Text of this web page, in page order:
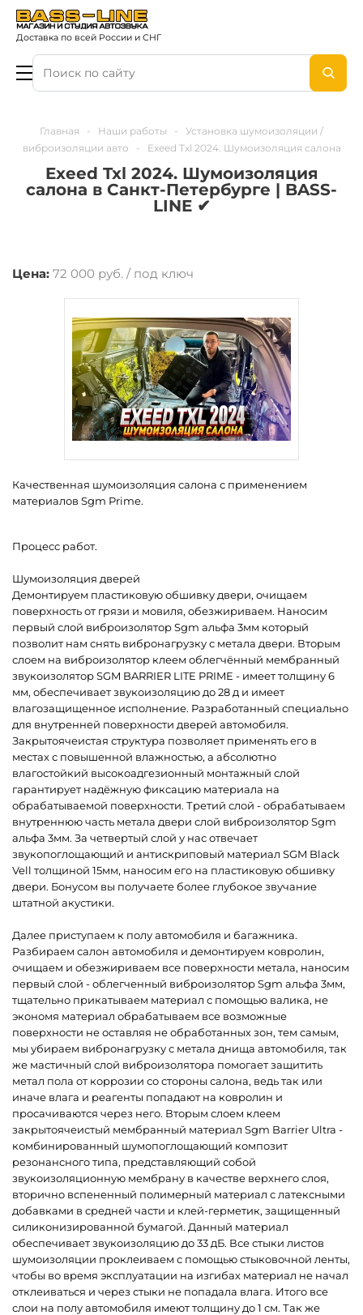
Доставка по всей России и СНГ
Главная - Наши работы -
Установка шумоизоляции /
виброизоляции авто
- Exeed Txl 2024. Шумоизоляция салона
Exeed Txl 2024. Шумоизоляция
салона в Санкт-Петербурге | BASS-
LINE ✔
Цена: 72 000 руб. / под ключ
Качественная шумоизоляция салона с применением
материалов Sgm Prime.
Процесс работ.
Шумоизоляция дверей
Демонтируем пластиковую обшивку двери, очищаем
поверхность от грязи и мовиля, обезжириваем. Наносим
первый слой виброизолятор Sgm альфа 3мм который
позволит нам снять вибронагрузку с метала двери. Вторым
слоем на виброизолятор клеем облегчённый мембранный
звукоизолятор SGM BARRIER LITE PRIME - имеет толщину 6
мм, обеспечивает звукоизоляцию до 28 д и имеет
влагозащищенное исполнение. Разработанный специально
для внутренней поверхности дверей автомобиля.
Закрытоячеистая структура позволяет применять его в
местах с повышенной влажностью, а абсолютно
влагостойкий высокоадгезионный монтажный слой
гарантирует надёжную фиксацию материала на
обрабатываемой поверхности. Третий слой - обрабатываем
внутреннюю часть метала двери слой виброизолятор Sgm
альфа 3мм. За четвертый слой у нас отвечает
звукопоглощающий и антискриповый материал SGM Black
Vell толщиной 15мм, наносим его на пластиковую обшивку
двери. Бонусом вы получаете более глубокое звучание
штатной акустики.
Далее приступаем к полу автомобиля и багажника.
Разбираем салон автомобиля и демонтируем ковролин,
очищаем и обезжириваем все поверхности метала, наносим
первый слой - облегченный виброизолятор Sgm альфа 3мм,
тщательно прикатываем материал с помощью валика, не
экономя материал обрабатываем все возможные
поверхности не оставляя не обработанных зон, тем самым,
мы убираем вибронагрузку с метала днища автомобиля, так
же мастичный слой виброизолятора помогает защитить
метал пола от коррозии со стороны салона, ведь так или
иначе влага и реагенты попадают на ковролин и
просачиваются через него. Вторым слоем клеем
закрытоячеистый мембранный материал Sgm Barrier Ultra -
комбинированный шумопоглощающий композит
резонансного типа, представляющий собой
звукоизоляционную мембрану в качестве верхнего слоя,
вторично вспененный полимерный материал с латексными
добавками в средней части и клей-герметик, защищенный
силиконизированной бумагой. Данный материал
обеспечивает звукоизоляцию до 33 дБ. Все стыки листов
шумоизоляции проклеиваем с помощью стыковочной ленты,
чтобы во время эксплуатации на изгибах материал не начал
отклеиваться и через стыки не попадала влага. Итого все
слои на полу автомобиля имеют толщину до 1 см. Так же